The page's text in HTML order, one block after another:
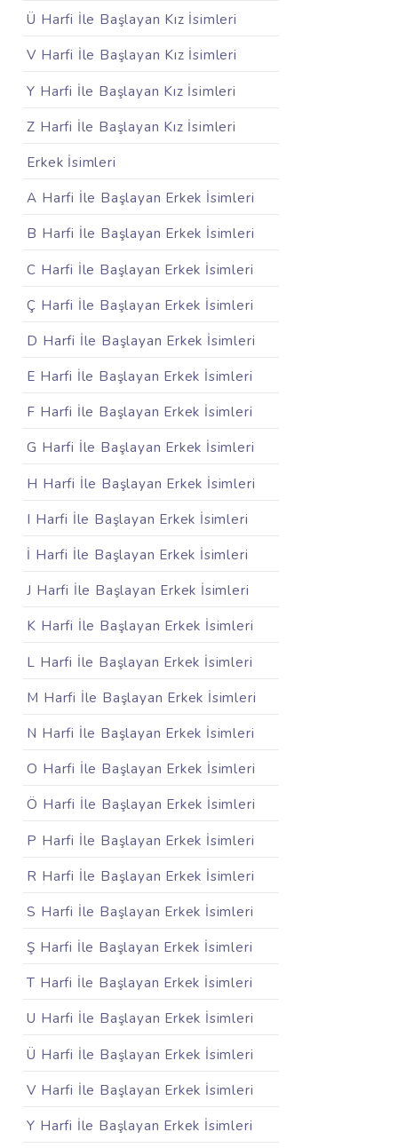
Ü Harfi İle Başlayan Kız İsimleri
V Harfi İle Başlayan Kız İsimleri
Y Harfi İle Başlayan Kız İsimleri
Z Harfi İle Başlayan Kız İsimleri
Erkek İsimleri
A Harfi İle Başlayan Erkek İsimleri
B Harfi İle Başlayan Erkek İsimleri
C Harfi İle Başlayan Erkek İsimleri
Ç Harfi İle Başlayan Erkek İsimleri
D Harfi İle Başlayan Erkek İsimleri
E Harfi İle Başlayan Erkek İsimleri
F Harfi İle Başlayan Erkek İsimleri
G Harfi İle Başlayan Erkek İsimleri
H Harfi İle Başlayan Erkek İsimleri
I Harfi İle Başlayan Erkek İsimleri
İ Harfi İle Başlayan Erkek İsimleri
J Harfi İle Başlayan Erkek İsimleri
K Harfi İle Başlayan Erkek İsimleri
L Harfi İle Başlayan Erkek İsimleri
M Harfi İle Başlayan Erkek İsimleri
N Harfi İle Başlayan Erkek İsimleri
O Harfi İle Başlayan Erkek İsimleri
Ö Harfi İle Başlayan Erkek İsimleri
P Harfi İle Başlayan Erkek İsimleri
R Harfi İle Başlayan Erkek İsimleri
S Harfi İle Başlayan Erkek İsimleri
Ş Harfi İle Başlayan Erkek İsimleri
T Harfi İle Başlayan Erkek İsimleri
U Harfi İle Başlayan Erkek İsimleri
Ü Harfi İle Başlayan Erkek İsimleri
V Harfi İle Başlayan Erkek İsimleri
Y Harfi İle Başlayan Erkek İsimleri